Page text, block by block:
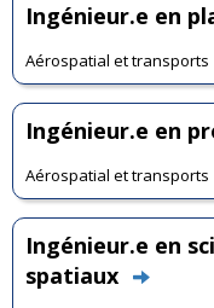
Ingénieur.e en
Aérospatial et transports
Ingénieur.e en
Aérospatial et transports
Ingénieur.e en
spatiaux